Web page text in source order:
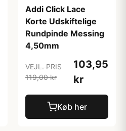
Addi Click Lace
Korte Udskiftelige
Rundpinde Messing
4,50mm
VEJL. PRIS
119,00 kr
103,95
kr
Køb her